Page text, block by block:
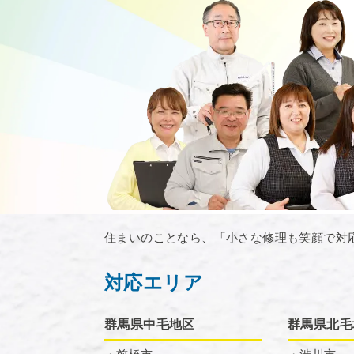
住まいのことなら、「小さな修理も笑顔で
対応エリア
群馬県中毛地区 群馬県北